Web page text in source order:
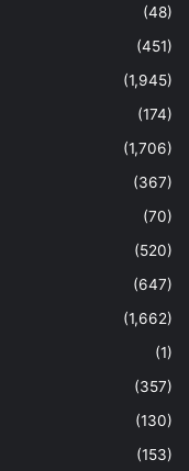
(48)
(451)
(1,945)
(174)
(1,706)
(367)
(70)
(520)
(647)
(1,662)
(1)
(357)
(130)
(153)